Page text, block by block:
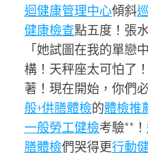
迴健康管理中心傾斜
健康檢查點五度！張
「她試圖在我的單戀
構！天秤座太可怕了
著！現在開始，你們
般+供膳體檢的體檢推
一般勞工健檢考驗**！
膳體檢們哭得更行動